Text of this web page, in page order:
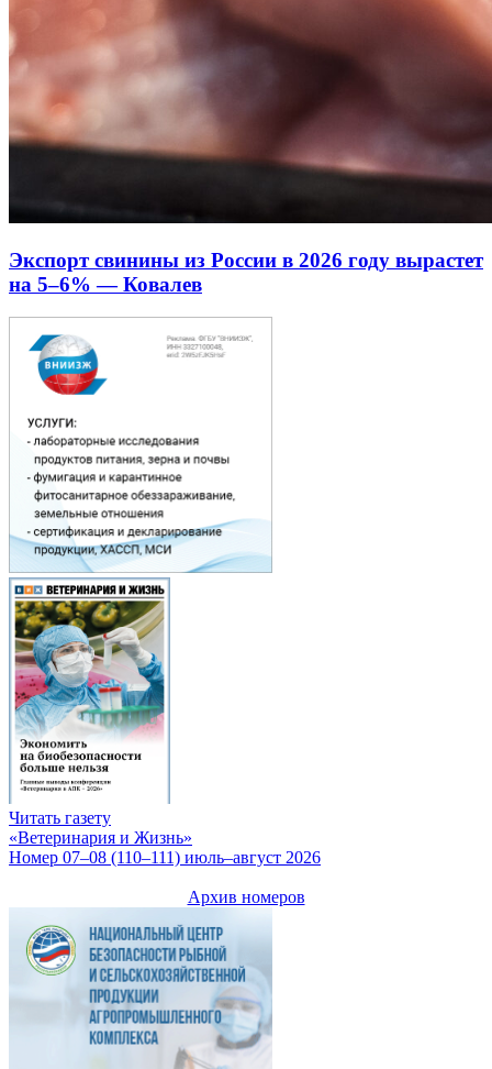
Экспорт свинины из России в 2026 году вырастет
на 5–6% — Ковалев
Читать газету
«Ветеринария и Жизнь»
Номер 07–08 (110–111) июль–август 2026
Архив номеров